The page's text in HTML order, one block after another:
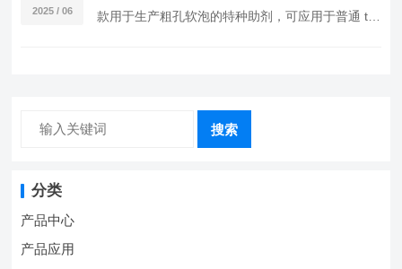
2025 / 06
款用于生产粗孔软泡的特种助剂，可应用于普通 tdi
搜索
分类
产品中心
产品应用